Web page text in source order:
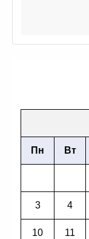
Пн Вт
3 4
10 11